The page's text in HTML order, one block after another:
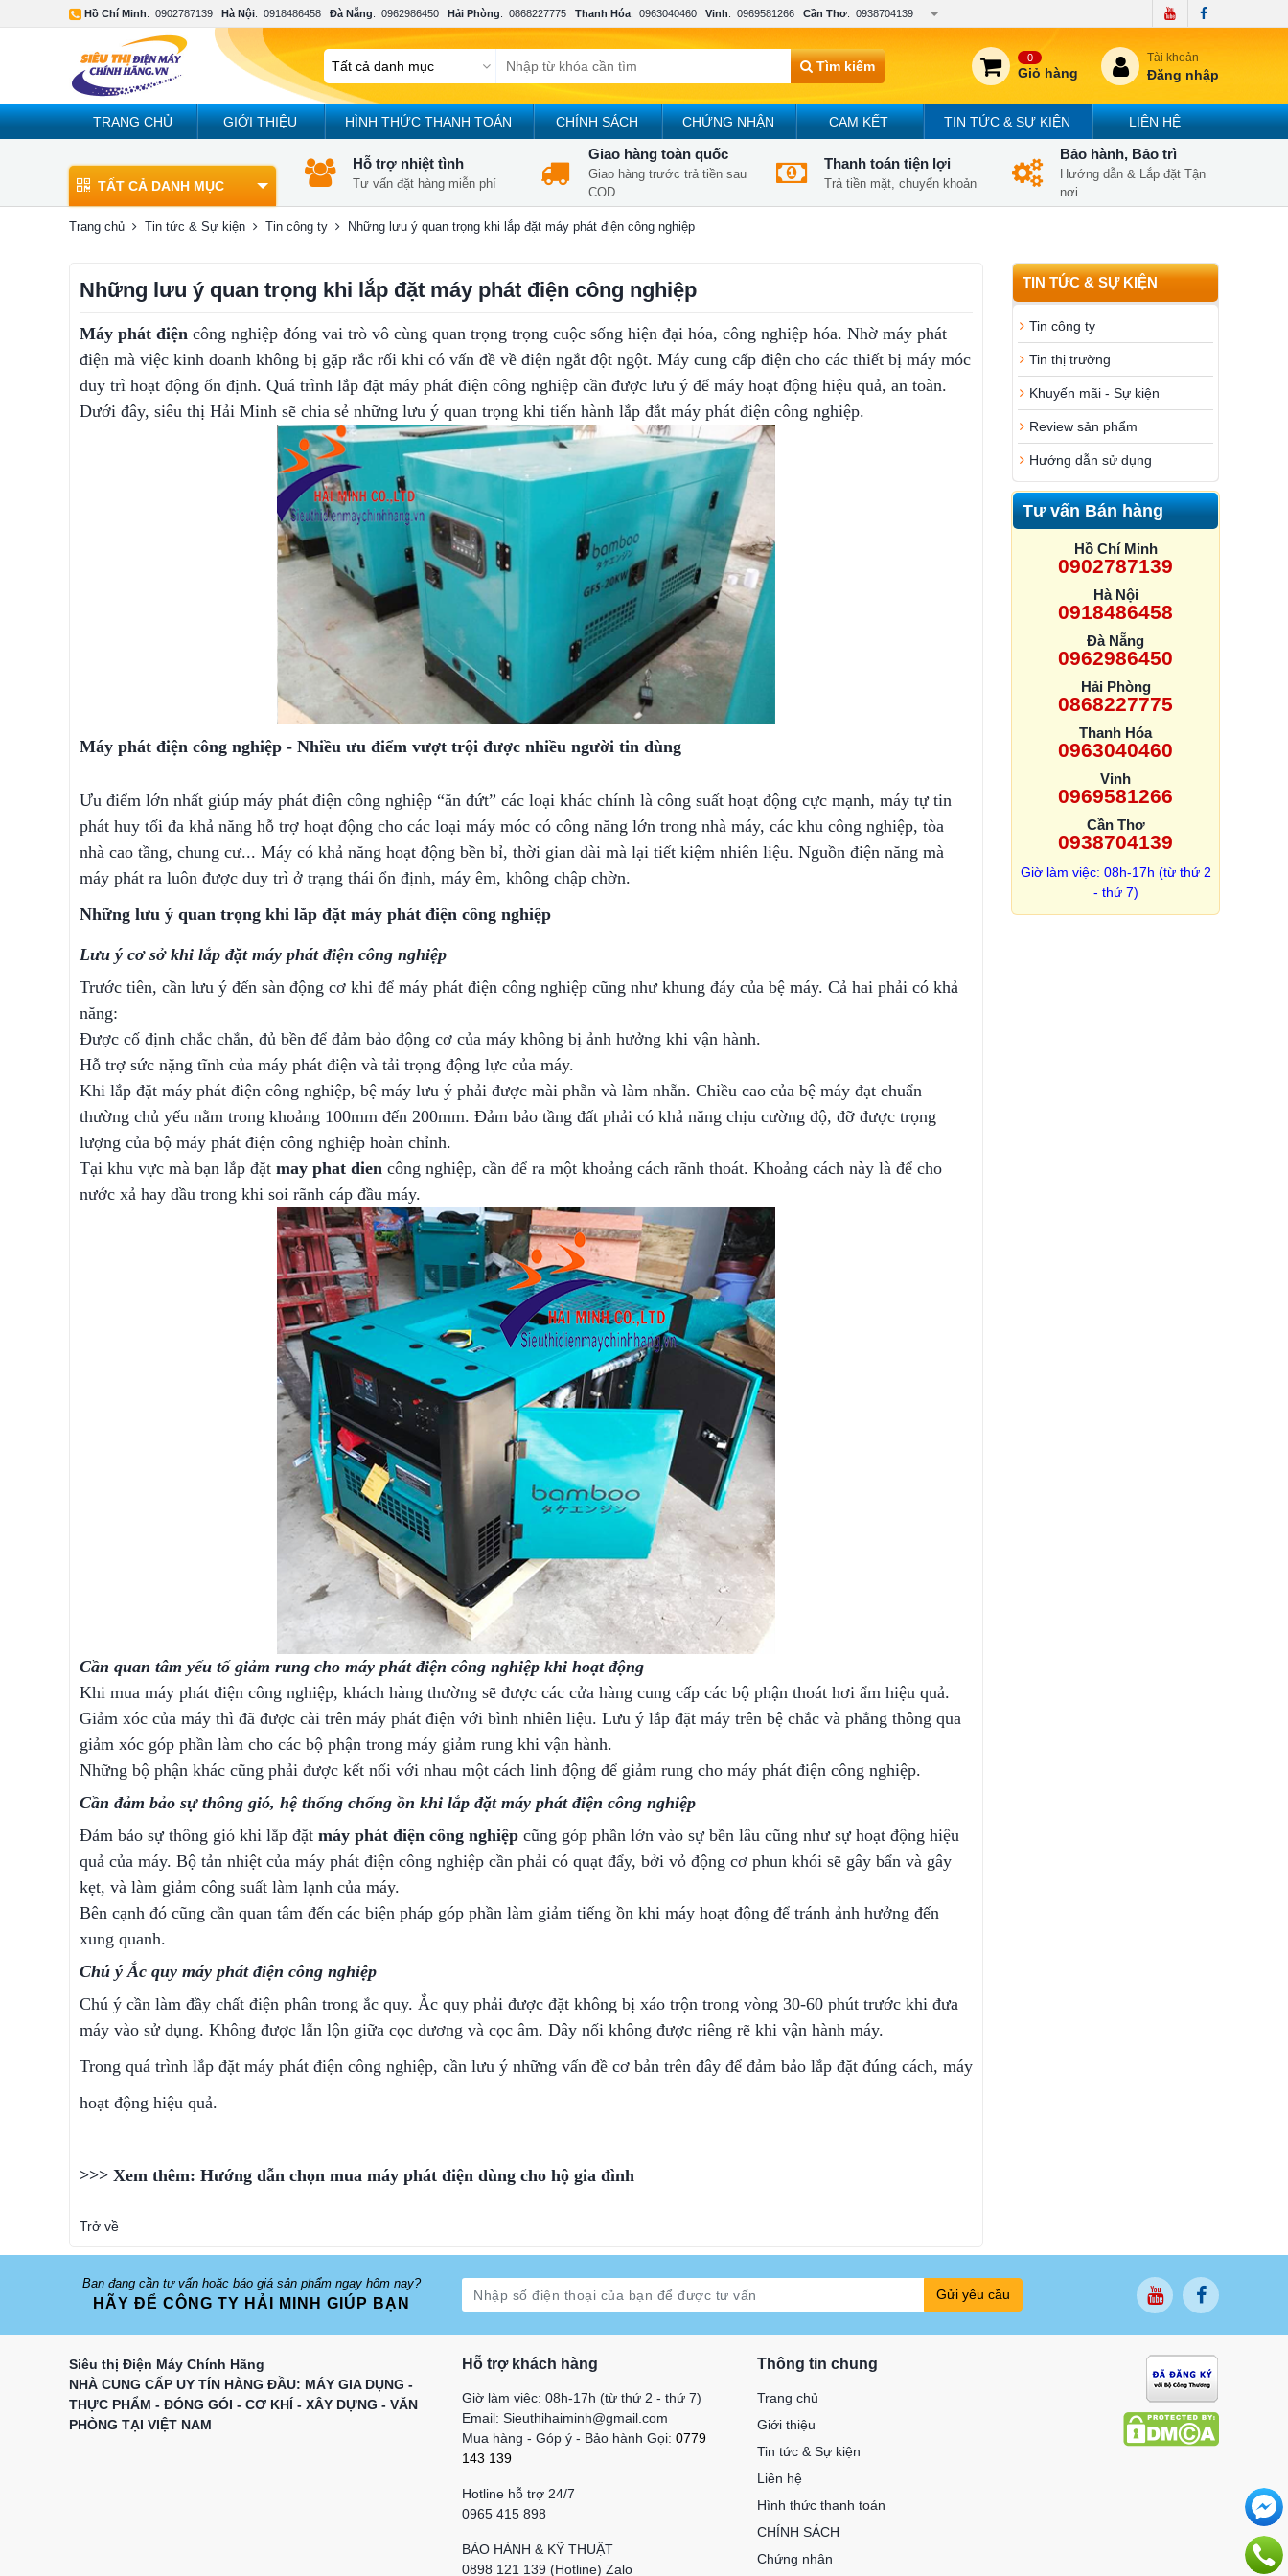
Hồ Chí Minh: 0902787139 Hà Nội: 0918486458 Đà Nẵng: 0962986450 Hải Phòng: 0868227775 Thanh Hóa: 0963040460 Vinh: 0969581266 Cần Thơ: 0938704139
Tìm kiếm
0
Giỏ hàng
Tài khoản
Đăng nhập
TRANG CHỦ GIỚI THIỆU HÌNH THỨC THANH TOÁN CHÍNH SÁCH CHỨNG NHẬN CAM KẾT TIN TỨC & SỰ KIỆN LIÊN HỆ
TẤT CẢ DANH MỤC
Hỗ trợ nhiệt tình
Tư vấn đặt hàng miễn phí
Giao hàng toàn quốc
Giao hàng trước trả tiền sau
COD
Thanh toán tiện lợi
Trả tiền mặt, chuyển khoản
Bảo hành, Bảo trì
Hướng dẫn & Lắp đặt Tận
nơi
Trang chủ Tin tức & Sự kiện Tin công ty Những lưu ý quan trọng khi lắp đặt máy phát điện công nghiệp
TIN TỨC & SỰ KIỆN
Tin công ty
Tin thị trường
Khuyến mãi - Sự kiện
Review sản phẩm
Hướng dẫn sử dụng
Tư vấn Bán hàng
Hồ Chí Minh
0902787139
Hà Nội
0918486458
Đà Nẵng
0962986450
Hải Phòng
0868227775
Thanh Hóa
0963040460
Vinh
0969581266
Cần Thơ
0938704139
Giờ làm việc: 08h-17h (từ thứ 2
- thứ 7)
Những lưu ý quan trọng khi lắp đặt máy phát điện công nghiệp
Máy phát điện công nghiệp đóng vai trò vô cùng quan trọng trọng cuộc sống hiện đại hóa, công nghiệp hóa. Nhờ máy phát
điện mà việc kinh doanh không bị gặp rắc rối khi có vấn đề về điện ngắt đột ngột. Máy cung cấp điện cho các thiết bị máy móc
duy trì hoạt động ổn định. Quá trình lắp đặt máy phát điện công nghiệp cần được lưu ý để máy hoạt động hiệu quả, an toàn.
Dưới đây, siêu thị Hải Minh sẽ chia sẻ những lưu ý quan trọng khi tiến hành lắp đắt máy phát điện công nghiệp.
Máy phát điện công nghiệp - Nhiều ưu điểm vượt trội được nhiều người tin dùng
Ưu điểm lớn nhất giúp máy phát điện công nghiệp “ăn đứt” các loại khác chính là công suất hoạt động cực mạnh, máy tự tin
phát huy tối đa khả năng hỗ trợ hoạt động cho các loại máy móc có công năng lớn trong nhà máy, các khu công nghiệp, tòa
nhà cao tầng, chung cư... Máy có khả năng hoạt động bền bỉ, thời gian dài mà lại tiết kiệm nhiên liệu. Nguồn điện năng mà
máy phát ra luôn được duy trì ở trạng thái ổn định, máy êm, không chập chờn.
Những lưu ý quan trọng khi lắp đặt máy phát điện công nghiệp
Lưu ý cơ sở khi lắp đặt máy phát điện công nghiệp
Trước tiên, cần lưu ý đến sàn động cơ khi để máy phát điện công nghiệp cũng như khung đáy của bệ máy. Cả hai phải có khả
năng:
Được cố định chắc chắn, đủ bền để đảm bảo động cơ của máy không bị ảnh hưởng khi vận hành.
Hỗ trợ sức nặng tĩnh của máy phát điện và tải trọng động lực của máy.
Khi lắp đặt máy phát điện công nghiệp, bệ máy lưu ý phải được mài phẵn và làm nhẵn. Chiều cao của bệ máy đạt chuẩn
thường chủ yếu nằm trong khoảng 100mm đến 200mm. Đảm bảo tầng đất phải có khả năng chịu cường độ, đỡ được trọng
lượng của bộ máy phát điện công nghiệp hoàn chỉnh.
Tại khu vực mà bạn lắp đặt may phat dien công nghiệp, cần để ra một khoảng cách rãnh thoát. Khoảng cách này là để cho
nước xả hay dầu trong khi soi rãnh cáp đầu máy.
Cần quan tâm yếu tố giảm rung cho máy phát điện công nghiệp khi hoạt động
Khi mua máy phát điện công nghiệp, khách hàng thường sẽ được các cửa hàng cung cấp các bộ phận thoát hơi ẩm hiệu quả.
Giảm xóc của máy thì đã được cài trên máy phát điện với bình nhiên liệu. Lưu ý lắp đặt máy trên bệ chắc và phẳng thông qua
giảm xóc góp phần làm cho các bộ phận trong máy giảm rung khi vận hành.
Những bộ phận khác cũng phải được kết nối với nhau một cách linh động để giảm rung cho máy phát điện công nghiệp.
Cần đảm bảo sự thông gió, hệ thống chống ồn khi lắp đặt máy phát điện công nghiệp
Đảm bảo sự thông gió khi lắp đặt máy phát điện công nghiệp cũng góp phần lớn vào sự bền lâu cũng như sự hoạt động hiệu
quả của máy. Bộ tản nhiệt của máy phát điện công nghiệp cần phải có quạt đẩy, bởi vỏ động cơ phun khói sẽ gây bẩn và gây
kẹt, và làm giảm công suất làm lạnh của máy.
Bên cạnh đó cũng cần quan tâm đến các biện pháp góp phần làm giảm tiếng ồn khi máy hoạt động để tránh ảnh hưởng đến
xung quanh.
Chú ý Ắc quy máy phát điện công nghiệp
Chú ý cần làm đầy chất điện phân trong ắc quy. Ắc quy phải được đặt không bị xáo trộn trong vòng 30-60 phút trước khi đưa
máy vào sử dụng. Không được lẫn lộn giữa cọc dương và cọc âm. Dây nối không được riêng rẽ khi vận hành máy.
Trong quá trình lắp đặt máy phát điện công nghiệp, cần lưu ý những vấn đề cơ bản trên đây để đảm bảo lắp đặt đúng cách, máy
hoạt động hiệu quả.
>>> Xem thêm: Hướng dẫn chọn mua máy phát điện dùng cho hộ gia đình
Trở về
Bạn đang cần tư vấn hoặc báo giá sản phẩm ngay hôm nay?
HÃY ĐỂ CÔNG TY HẢI MINH GIÚP BẠN
Gửi yêu cầu
Siêu thị Điện Máy Chính Hãng
NHÀ CUNG CẤP UY TÍN HÀNG ĐẦU: MÁY GIA DỤNG -
THỰC PHẨM - ĐÓNG GÓI - CƠ KHÍ - XÂY DỰNG - VĂN
PHÒNG TẠI VIỆT NAM
Hỗ trợ khách hàng
Giờ làm việc: 08h-17h (từ thứ 2 - thứ 7)
Email: Sieuthihaiminh@gmail.com
Mua hàng - Góp ý - Bảo hành Gọi: 0779
143 139
Hotline hỗ trợ 24/7
0965 415 898
BẢO HÀNH & KỸ THUẬT
0898 121 139 (Hotline) Zalo
Thông tin chung
Trang chủ
Giới thiệu
Tin tức & Sự kiện
Liên hệ
Hình thức thanh toán
CHÍNH SÁCH
Chứng nhận